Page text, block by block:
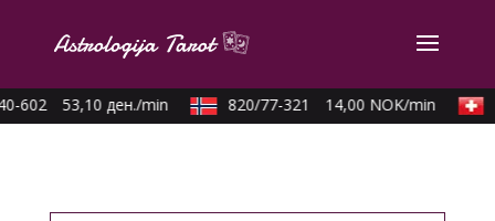
602 53,10 ден./min 820/77-321 14,00 NOK/min